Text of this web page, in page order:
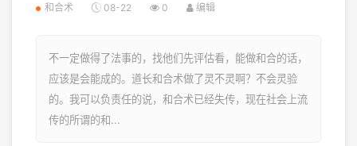
和合术 08-22 0 编辑
不一定做得了法事的，找他们先评估看，能做和合的话，
应该是会能成的。道长和合术做了灵不灵啊？不会灵验
的。我可以负责任的说，和合术已经失传，现在社会上流
传的所谓的和...